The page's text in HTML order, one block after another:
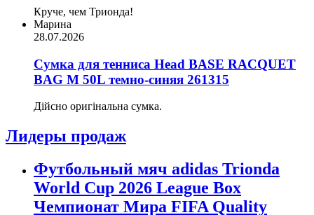
Круче, чем Трионда!
Марина
28.07.2026
Сумка для тенниса Head BASE RACQUET
BAG M 50L темно-синяя 261315
Дійсно оригінальна сумка.
Лидеры продаж
Футбольный мяч adidas Trionda
World Cup 2026 League Box
Чемпионат Мира FIFA Quality